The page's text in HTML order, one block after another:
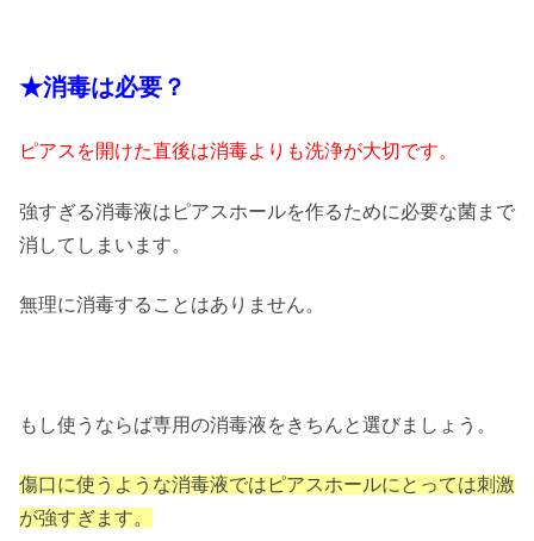
★消毒は必要？
ピアスを開けた直後は消毒よりも洗浄が大切です。
強すぎる消毒液はピアスホールを作るために必要な菌まで
消してしまいます。
無理に消毒することはありません。
もし使うならば専用の消毒液をきちんと選びましょう。
傷口に使うような消毒液ではピアスホールにとっては刺激
が強すぎます。